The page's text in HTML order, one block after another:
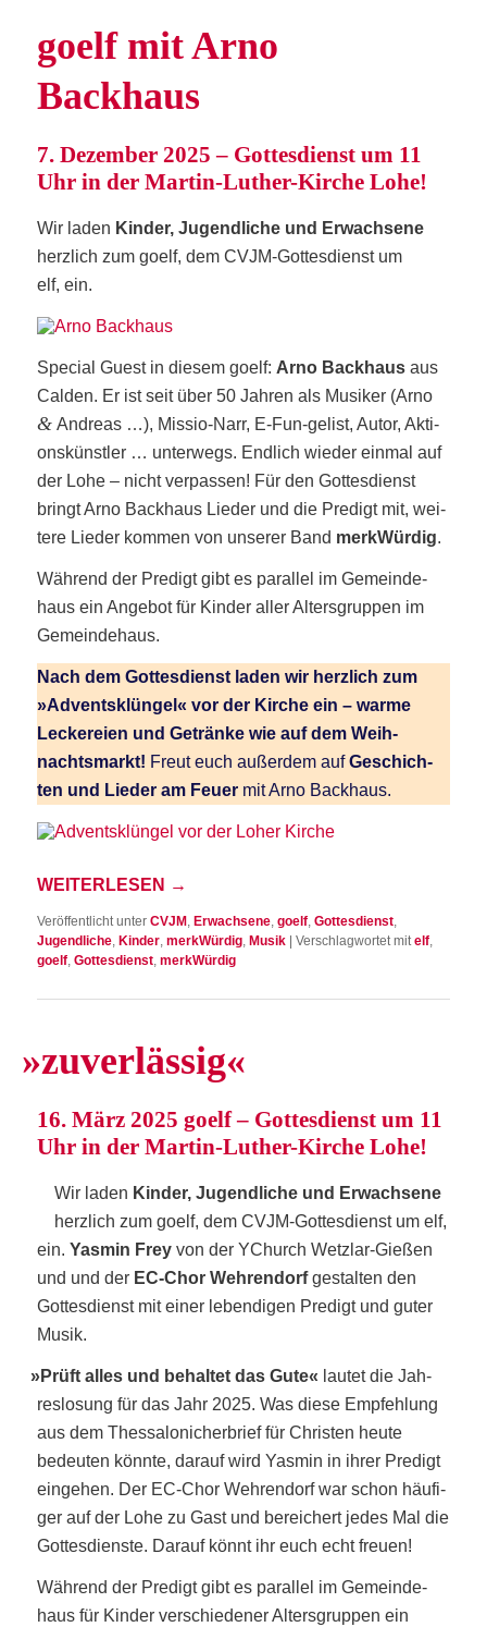
goelf mit Arno
Backhaus
7. Dezem­ber 2025 – Got­tes­dienst um 11
Uhr in der Mar­tin-Luther-Kir­che Lohe!
Wir laden Kin­der, Jugend­li­che und Erwach­se­ne
herz­lich zum goelf, dem CVJM-Got­tes­dienst um
elf, ein.
Spe­cial Guest in die­sem goelf: Arno Back­haus aus
Cal­den. Er ist seit über 50 Jah­ren als Musi­ker (Arno
& Andre­as …), Mis­sio-Narr, E‑Fun-gelist, Autor, Akti­
ons­künst­ler … unter­wegs. End­lich wie­der ein­mal auf
der Lohe – nicht ver­pas­sen! Für den Got­tes­dienst
bringt Arno Back­haus Lie­der und die Pre­digt mit, wei­
te­re Lie­der kom­men von unse­rer Band merk­Wür­dig.
Wäh­rend der Pre­digt gibt es par­al­lel im Gemein­de­
haus ein Ange­bot für Kin­der aller Alters­grup­pen im
Gemeindehaus.
Nach dem Got­tes­dienst laden wir herz­lich zum
»Advents­klün­gel« vor der Kir­che ein – war­me
Lecke­rei­en und Geträn­ke wie auf dem Weih­
nachts­markt! Freut euch außer­dem aufGeschich­
ten und Lie­der am Feu­er mit Arno Backhaus.
WEI­TER­LE­SEN →
Veröffentlicht unter CVJM , Erwachsene,goelf,Gottesdienst,
Jugendliche, Kinder,merkWürdig, Musik |Verschlagwortet mit elf,
goelf,Gottesdienst,merkWürdig
»zuver­läs­sig«
16. März 2025 goelf – Got­tes­dienst um 11
Uhr in der Mar­tin-Luther-Kir­che Lohe!
Wir laden Kin­der, Jugend­li­che und Erwach­se­ne
herz­lich zum goelf, dem CVJM-Got­tes­dienst um elf,
ein.Yas­min Frey von der YChurch Wetz­lar-Gie­ßen
und und der EC-Chor Weh­ren­dorfgestal­ten den
Got­tes­dienst mit einer leben­di­gen Pre­digt und guter
Musik.
»Prüft alles und behal­tet das Gute« lau­tet die Jah­
res­lo­sung für das Jahr 2025. Was die­se Emp­feh­lung
aus dem Thes­sa­lo­ni­cher­brief für Chris­ten heu­te
bedeu­ten könn­te, dar­auf wird Yas­min in ihrer Pre­digt
ein­ge­hen. Der EC-Chor Weh­ren­dorf war schon häu­fi­
ger auf der Lohe zu Gast und berei­chert jedes Mal die
Got­tes­diens­te. Dar­auf könnt ihr euch echt freuen!
Wäh­rend der Pre­digt gibt es par­al­lel im Gemein­de­
haus für Kin­der ver­schie­de­ner Alters­grup­pen ein